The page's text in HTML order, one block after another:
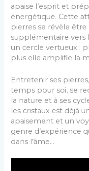
apaise l’esprit et
énergétique. Cette
pierres se révèle
supplémentaire vers
un cercle vertueux :
plus elle amplifie la
Entretenir ses
temps pour soi, se
la nature et à ses
les cristaux est déjà
apaisement et un
genre d’expérience
dans l’âme…